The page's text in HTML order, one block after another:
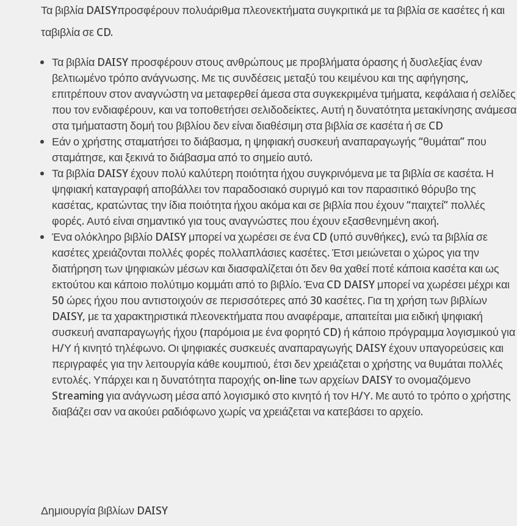
Τα βιβλία DAISYπροσφέρουν πολυάριθμα πλεονεκτήματα συγκριτικά με τα βιβλία σε κασέτες ή και
ταβιβλία σε CD.
Τα βιβλία DAISY προσφέρουν στους ανθρώπους με προβλήματα όρασης ή δυσλεξίας έναν
βελτιωμένο τρόπο ανάγνωσης. Με τις συνδέσεις μεταξύ του κειμένου και της αφήγησης,
επιτρέπουν στον αναγνώστη να μεταφερθεί άμεσα στα συγκεκριμένα τμήματα, κεφάλαια ή σελίδες
που τον ενδιαφέρουν, και να τοποθετήσει σελιδοδείκτες. Αυτή η δυνατότητα μετακίνησης ανάμεσα
στα τμήματαστη δομή του βιβλίου δεν είναι διαθέσιμη στα βιβλία σε κασέτα ή σε CD
Εάν ο χρήστης σταματήσει το διάβασμα, η ψηφιακή συσκευή αναπαραγωγής “θυμάται” που
σταμάτησε, και ξεκινά το διάβασμα από το σημείο αυτό.
Τα βιβλία DAISY έχουν πολύ καλύτερη ποιότητα ήχου συγκρινόμενα με τα βιβλία σε κασέτα. Η
ψηφιακή καταγραφή αποβάλλει τον παραδοσιακό συριγμό και τον παρασιτικό θόρυβο της
κασέτας, κρατώντας την ίδια ποιότητα ήχου ακόμα και σε βιβλία που έχουν “παιχτεί” πολλές
φορές. Αυτό είναι σημαντικό για τους αναγνώστες που έχουν εξασθενημένη ακοή.
Ένα ολόκληρο βιβλίο DAISY μπορεί να χωρέσει σε ένα CD (υπό συνθήκες), ενώ τα βιβλία σε
κασέτες χρειάζονται πολλές φορές πολλαπλάσιες κασέτες. Έτσι μειώνεται ο χώρος για την
διατήρηση των ψηφιακών μέσων και διασφαλίζεται ότι δεν θα χαθεί ποτέ κάποια κασέτα και ως
εκτούτου και κάποιο πολύτιμο κομμάτι από το βιβλίο. Ένα CD DAISY μπορεί να χωρέσει μέχρι και
50 ώρες ήχου που αντιστοιχούν σε περισσότερες από 30 κασέτες. Για τη χρήση των βιβλίων
DAISY, με τα χαρακτηριστικά πλεονεκτήματα που αναφέραμε, απαιτείται μια ειδική ψηφιακή
συσκευή αναπαραγωγής ήχου (παρόμοια με ένα φορητό CD) ή κάποιο πρόγραμμα λογισμικού για
Η/Υ ή κινητό τηλέφωνο. Οι ψηφιακές συσκευές αναπαραγωγής DAISY έχουν υπαγορεύσεις και
περιγραφές για την λειτουργία κάθε κουμπιού, έτσι δεν χρειάζεται ο χρήστης να θυμάται πολλές
εντολές. Υπάρχει και η δυνατότητα παροχής on-line των αρχείων DAISY το ονομαζόμενο
Streaming για ανάγνωση μέσα από λογισμικό στο κινητό ή τον Η/Υ. Με αυτό το τρόπο ο χρήστης
διαβάζει σαν να ακούει ραδιόφωνο χωρίς να χρειάζεται να κατεβάσει το αρχείο.
Δημιουργία βιβλίων DAISY